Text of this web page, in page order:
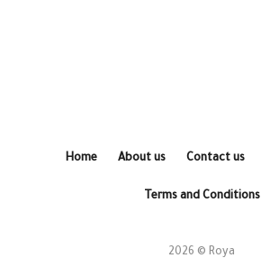
Home About us Contact us
Terms and Conditions
2026 © Roya